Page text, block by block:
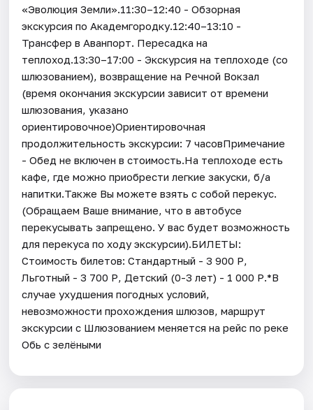
«Эволюция Земли».11:30–12:40 - Обзорная
экскурсия по Академгородку.12:40–13:10 -
Трансфер в Аванпорт. Пересадка на
теплоход.13:30–17:00 - Экскурсия на теплоходе (со
шлюзованием), возвращение на Речной Вокзал
(время окончания экскурсии зависит от времени
шлюзования, указано
ориентировочное)Ориентировочная
продолжительность экскурсии: 7 часовПримечание
- Обед не включен в стоимость.На теплоходе есть
кафе, где можно приобрести легкие закуски, б/а
напитки.Также Вы можете взять с собой перекус.
(Обращаем Ваше внимание, что в автобусе
перекусывать запрещено. У вас будет возможность
для перекуса по ходу экскурсии).БИЛЕТЫ:
Стоимость билетов: Стандартный - 3 900 Р,
Льготный - 3 700 Р, Детский (0-3 лет) - 1 000 Р.*В
случае ухудшения погодных условий,
невозможности прохождения шлюзов, маршрут
экскурсии с Шлюзованием меняется на рейс по реке
Обь с зелёными